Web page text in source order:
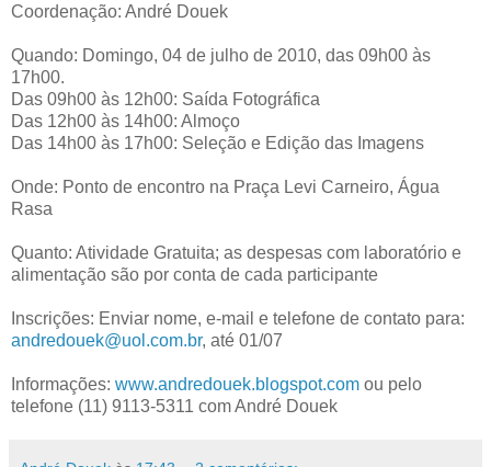
Coordenação: André Douek
Quando: Domingo, 04 de julho de 2010, das 09h00 às
17h00.
Das 09h00 às 12h00: Saída Fotográfica
Das 12h00 às 14h00: Almoço
Das 14h00 às 17h00: Seleção e Edição das Imagens
Onde: Ponto de encontro na Praça Levi Carneiro, Água
Rasa
Quanto: Atividade Gratuita; as despesas com laboratório e
alimentação são por conta de cada participante
Inscrições: Enviar nome, e-mail e telefone de contato para:
andredouek@uol.com.br, até 01/07
Informações: www.andredouek.blogspot.com ou pelo
telefone (11) 9113-5311 com André Douek